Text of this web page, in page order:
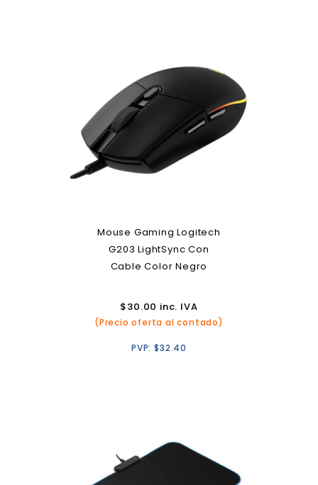
Mouse Gaming Logitech
G203 LightSync Con
Cable Color Negro
$30.00 inc. IVA
(Precio oferta al contado)
PVP:$32.40